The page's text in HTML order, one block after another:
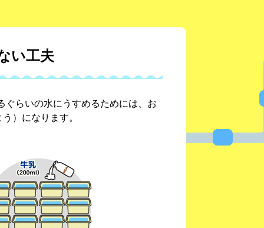
い工夫
ぐらいの水にうすめるためには、お
）になります。